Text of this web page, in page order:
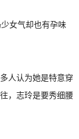
人认为她是特意穿
，志玲是要秀细腰